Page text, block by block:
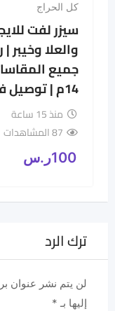
كل الحراج
سيزر لفت
والعلا
14م | توصيل فوري
منذ 15 ساعة
87 المشاهدات
100ر.س
ترك الرد
لن يتم نشر عنوان
إليها بـ *